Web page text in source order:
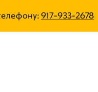
917-933-2678